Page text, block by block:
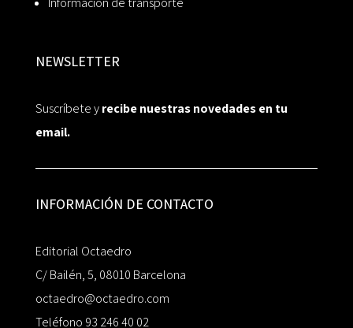
NEWSLETTER
Suscríbete yrecibe nuestras novedades en tu
email.
INFORMACIÓN DE CONTACTO
Editorial Octaedro
C/ Bailén, 5, 08010 Barcelona
octaedro@octaedro.com
Teléfono 93 246 40 02